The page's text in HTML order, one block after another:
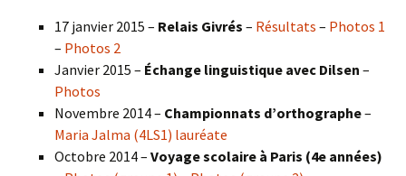
17 janvier 2015 – Relais Givrés – Résultats – Photos 1
– Photos 2
Janvier 2015 – Échange linguistique avec Dilsen –
Photos
Novembre 2014 – Championnats d’orthographe–
Maria Jalma (4LS1) lauréate
Octobre 2014 – Voyage scolaire à Paris (4e années)